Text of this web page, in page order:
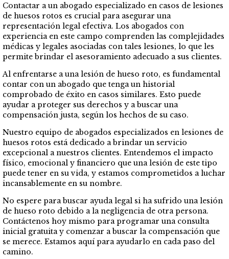
Contactar a un abogado especializado en casos de lesiones
de huesos rotos es crucial para asegurar una
representación legal efectiva. Los abogados con
experiencia en este campo comprenden las complejidades
médicas y legales asociadas con tales lesiones, lo que les
permite brindar el asesoramiento adecuado a sus clientes.
Al enfrentarse a una lesión de hueso roto, es fundamental
contar con un abogado que tenga un historial
comprobado de éxito en casos similares. Esto puede
ayudar a proteger sus derechos y a buscar una
compensación justa, según los hechos de su caso.
Nuestro equipo de abogados especializados en lesiones de
huesos rotos está dedicado a brindar un servicio
excepcional a nuestros clientes. Entendemos el impacto
físico, emocional y financiero que una lesión de este tipo
puede tener en su vida, y estamos comprometidos a luchar
incansablemente en su nombre.
No espere para buscar ayuda legal si ha sufrido una lesión
de hueso roto debido a la negligencia de otra persona.
Contáctenos hoy mismo para programar una consulta
inicial gratuita y comenzar a buscar la compensación que
se merece. Estamos aquí para ayudarlo en cada paso del
camino.